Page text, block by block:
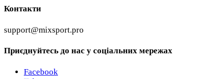
Контакти
support@mixsport.pro
Приєднуйтесь до нас у соціальних мережах
Facebook